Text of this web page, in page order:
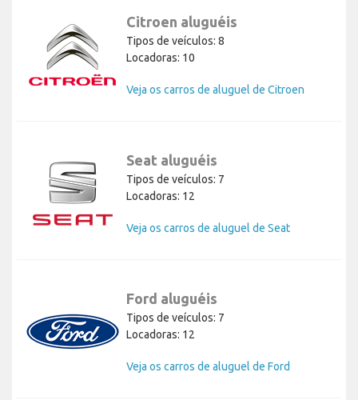
Citroen aluguéis
Tipos de veículos: 8
Locadoras: 10
Veja os carros de aluguel de Citroen
Seat aluguéis
Tipos de veículos: 7
Locadoras: 12
Veja os carros de aluguel de Seat
Ford aluguéis
Tipos de veículos: 7
Locadoras: 12
Veja os carros de aluguel de Ford